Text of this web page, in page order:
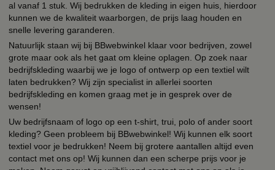
al vanaf 1 stuk. Wij bedrukken de kleding in eigen huis, hierdoor
kunnen we de kwaliteit waarborgen, de prijs laag houden en
snelle levering garanderen.
Natuurlijk staan wij bij BBwebwinkel klaar voor bedrijven, zowel
grote maar ook als het gaat om kleine oplagen. Op zoek naar
bedrijfskleding waarbij we je logo of ontwerp op een textiel wilt
laten bedrukken? Wij zijn specialist in allerlei soorten
bedrijfskleding en komen graag met je in gesprek over de
wensen!
Uw bedrijfsnaam of logo op een t-shirt, trui, polo of ander soort
kleding? Geen probleem bij BBwebwinkel! Wij kunnen elk soort
textiel voor je bedrukken! Neem bij grotere aantallen altijd even
contact met ons op! Wij kunnen dan een scherpe prijs voor je